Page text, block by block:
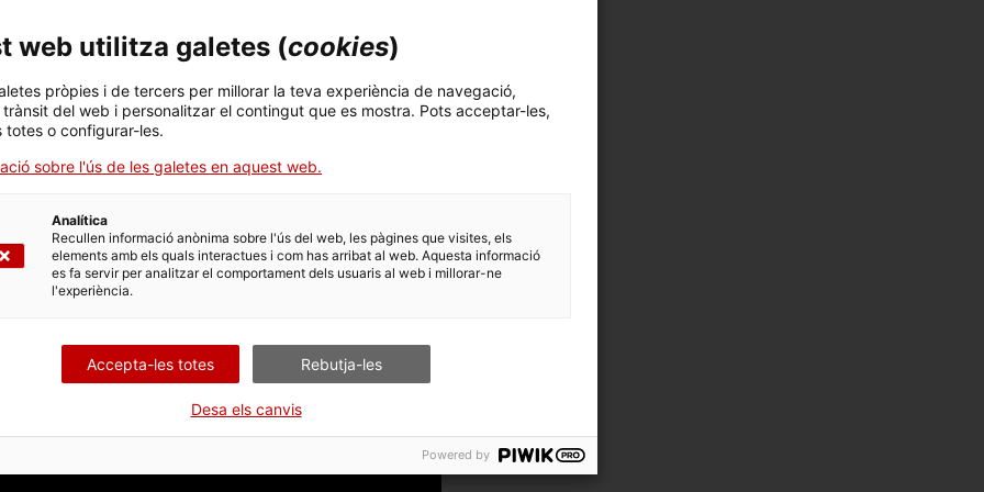
expositiu, es produeixen formes, patrons,
components que aporten personalitat a l’ecosistema
les 26 il·lustracions que identifiquen la resta de
MNACTEC també funciona com a sistema
organitzador, funcional i integrador. Permet als
manera regulada, coordinada i amb coherència visual.
i amb un caràcter tècnic i industrial basat en el
i tipogràfics fabriquen la identitat visual del
que s’adapta i s’estén per tot el seu territori de
web utilitza galetes (cookies)
pròpies i de tercers per millorar la teva experiència de navegació,
del web i personalitzar el contingut que es mostra. Pots acceptar-les,
totes o configurar-les.
sobre l'ús de les galetes en aquest web.
Analítica
Recullen informació anònima sobre l'ús del web, les pàgines que visites, els
elements amb els quals interactues i com has arribat al web. Aquesta informació
es fa servir per analitzar el comportament dels usuaris al web i millorar-ne
l'experiència.
Accepta-les totes Rebutja-les
Desa els canvis
Powered by